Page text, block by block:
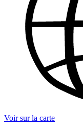
Voir sur la carte